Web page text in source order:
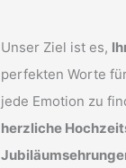
Unser Ziel ist es,
perfekten Worte
jede Emotion zu
herzliche